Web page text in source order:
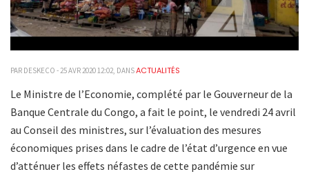
PAR DESKECO - 25 AVR 2020 12:02, DANSACTUALITÉS
Le Ministre de l’Economie, complété par le Gouverneur de la
Banque Centrale du Congo, a fait le point, le vendredi 24 avril
au Conseil des ministres, sur l’évaluation des mesures
économiques prises dans le cadre de l’état d’urgence en vue
d’atténuer les effets néfastes de cette pandémie sur